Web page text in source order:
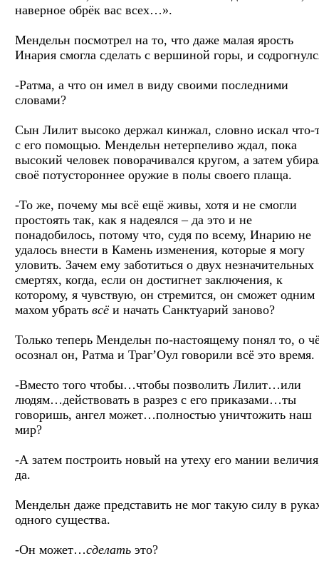
наверное обрёк вас всех…».
Мендельн посмотрел на то, что даже малая ярость
Инария смогла сделать с вершиной горы, и
-Ратма, а что он имел в виду своими последними
словами?
Сын Лилит высоко держал кинжал, словно искал что-
с его помощью. Мендельн нетерпеливо ждал, пока
высокий человек поворачивался кругом, а затем
своё потустороннее оружие в полы своего плаща.
-То же, почему мы всё ещё живы, хотя и не смогли
простоять так, как я надеялся – да это и не
понадобилось, потому что, судя по всему, Инарию не
удалось внести в Камень изменения, которые я могу
уловить. Зачем ему заботиться о двух незначительных
смертях, когда, если он достигнет заключения, к
которому, я чувствую, он стремится, он сможет одним
махом убрать всё и начать Санктуарий заново?
Только теперь Мендельн по-настоящему понял то, о
осознал он, Ратма и Траг’Оул говорили всё это время.
-Вместо того чтобы…чтобы позволить Лилит…или
людям…действовать в разрез с его приказами…ты
говоришь, ангел может…полностью уничтожить наш
мир?
-А затем построить новый на утеху его мании
да.
Мендельн даже представить не мог такую силу в
одного существа.
-Он может…сделать это?